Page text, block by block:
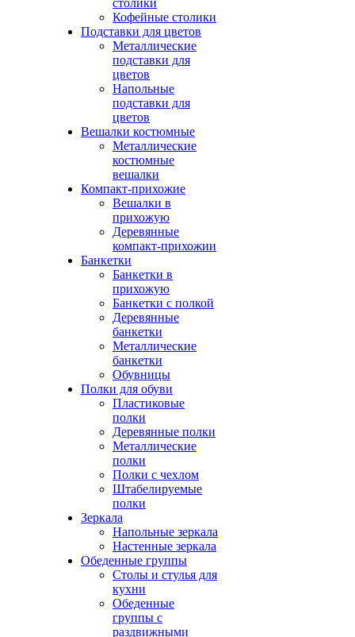
столики
Кофейные столики
Подставки для цветов
Металлические
подставки для
цветов
Напольные
подставки для
цветов
Вешалки костюмные
Металлические
костюмные
вешалки
Компакт-прихожие
Вешалки в
прихожую
Деревянные
компакт-прихожии
Банкетки
Банкетки в
прихожую
Банкетки с полкой
Деревянные
банкетки
Металлические
банкетки
Обувницы
Полки для обуви
Пластиковые
полки
Деревянные полки
Металлические
полки
Полки с чехлом
Штабелируемые
полки
Зеркала
Напольные зеркала
Настенные зеркала
Обеденные группы
Столы и стулья для
кухни
Обеденные
группы с
раздвижными